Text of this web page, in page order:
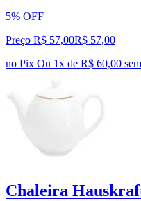
5% OFF
Preço R$ 57,00R$ 57,00
no Pix Ou 1x de R$ 60,00
Chaleira